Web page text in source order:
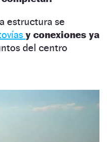
estructura se
y conexiones ya
del centro